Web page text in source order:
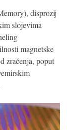
disprozij
slojevima
magnetske
zračenja, poput